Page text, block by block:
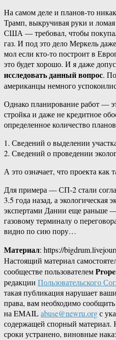
На самом деле и планов-то
Трамп, выкручивая руки и
США — требовал, чтобы
газ. И под это дело Меркель
мол если кто-то построит в
это будет хорошо. И я даже
исследовать данный вопрос.
американцы немного
Однако планирование работ —
стройка и даже не кредитное
определенное количество
1. Сведений о выделении
2. Сведений о проведении
А это означает, что проекта как
Для примера — СП-2 стали
3.5 года назад, а экологическая
экспертами Дании еще раньше
газовому терминалу о
видно по сию пору…
Материал: https://
Настоящий материал
сообществе пользователем
редакции Пользовательского
такая публикация нарушает
права, вам необходимо
на EMAILabuse@newru.orgс
содержащей спорный материал.
сроки устранено, виновные